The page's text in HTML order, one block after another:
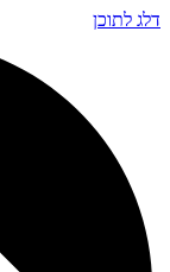
דלג לתוכן